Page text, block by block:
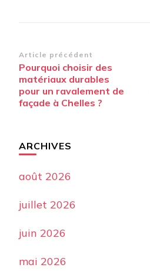
Navigation
d’article
Article précédent
Pourquoi choisir des
matériaux durables
pour un ravalement de
façade à Chelles ?
ARCHIVES
août 2026
juillet 2026
juin 2026
mai 2026